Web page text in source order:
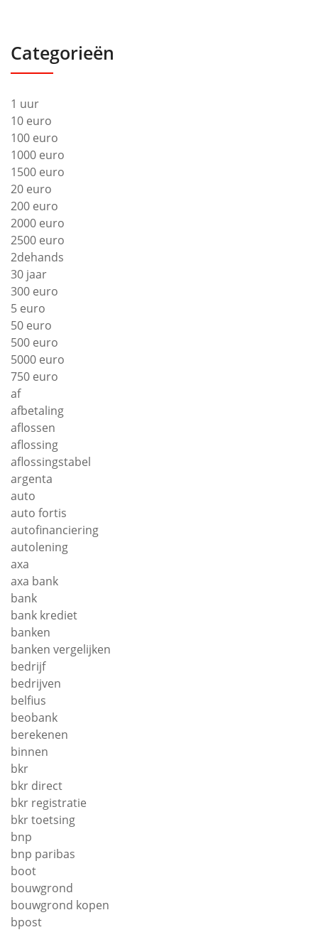
Categorieën
1 uur
10 euro
100 euro
1000 euro
1500 euro
20 euro
200 euro
2000 euro
2500 euro
2dehands
30 jaar
300 euro
5 euro
50 euro
500 euro
5000 euro
750 euro
af
afbetaling
aflossen
aflossing
aflossingstabel
argenta
auto
auto fortis
autofinanciering
autolening
axa
axa bank
bank
bank krediet
banken
banken vergelijken
bedrijf
bedrijven
belfius
beobank
berekenen
binnen
bkr
bkr direct
bkr registratie
bkr toetsing
bnp
bnp paribas
boot
bouwgrond
bouwgrond kopen
bpost